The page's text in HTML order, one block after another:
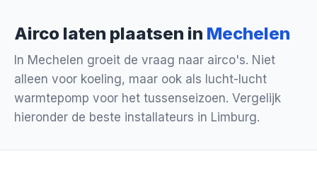
Airco laten plaatsen in Mechelen
In Mechelen groeit de vraag naar airco's. Niet
alleen voor koeling, maar ook als lucht-lucht
warmtepomp voor het tussenseizoen. Vergelijk
hieronder de beste installateurs in Limburg.